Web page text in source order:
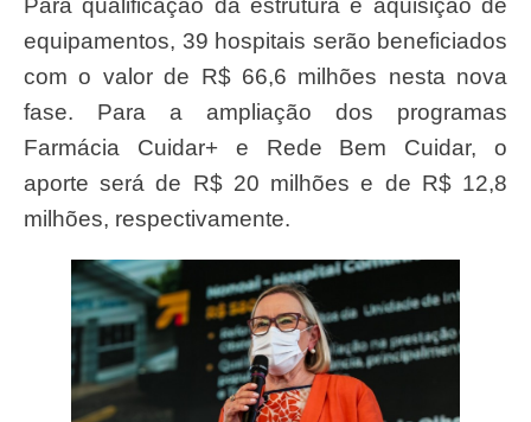
Para qualificação da estrutura e aquisição de
equipamentos, 39 hospitais serão beneficiados
com o valor de R$ 66,6 milhões nesta nova
fase. Para a ampliação dos programas
Farmácia Cuidar+ e Rede Bem Cuidar, o
aporte será de R$ 20 milhões e de R$ 12,8
milhões, respectivamente.